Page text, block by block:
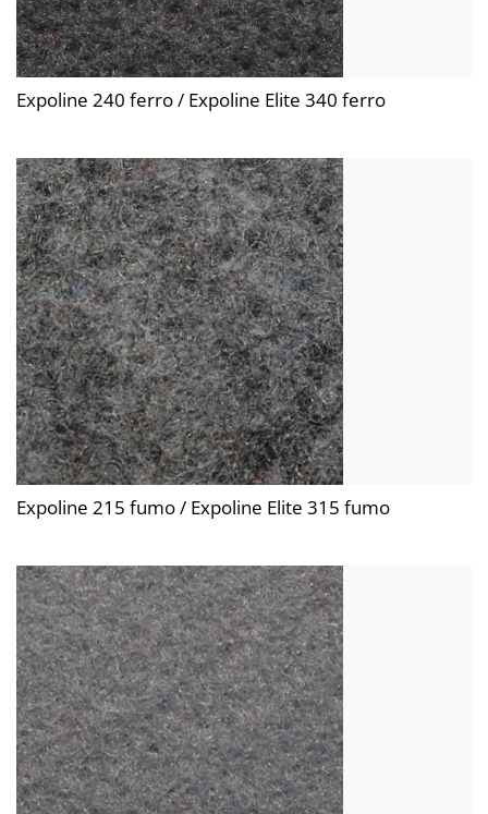
Expoline 240 ferro / Expoline Elite 340 ferro
Expoline 215 fumo / Expoline Elite 315 fumo